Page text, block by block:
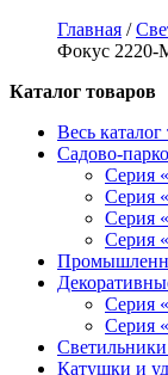
Главная /
Фокус 2220-
Каталог товаров
Весь каталог
Садово-
Серия
Серия
Серия
Серия
Серия
Серия
Катушки и